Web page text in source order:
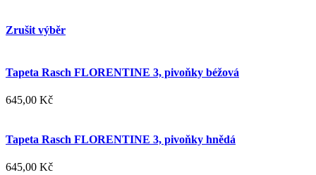
Zrušit výběr
Tapeta Rasch FLORENTINE 3, pivoňky béžová
645,00 Kč
Tapeta Rasch FLORENTINE 3, pivoňky hnědá
645,00 Kč